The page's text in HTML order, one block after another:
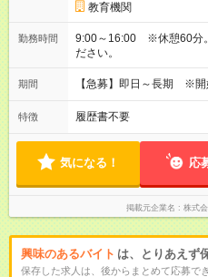
教育機関
勤務時間
9:00～16:00 ※休憩60分
ださい。
期間 【急募】即日～長期 ※
特徴 履歴書不要
気になる！ 応
掲載元企業名 株式
興味のあるバイト は、とりあえず
保存した求人は、後からまとめて応募で